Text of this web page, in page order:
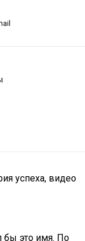
успеха, видео
бы это имя. По